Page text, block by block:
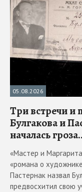
05.08.2026
Три встречи и
Булгакова и
началась
«Мастер и
«романа о
Пастернак назвал
предвосхитил свою